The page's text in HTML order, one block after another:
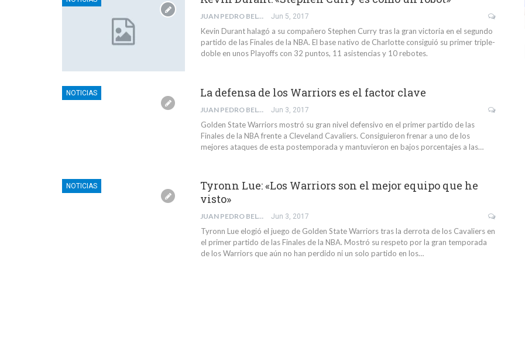
JUAN PEDRO BELMONTE GARCÍA Jun 5, 2017
Kevin Durant halagó a su compañero Stephen Curry tras la gran victoria en el segundo
partido de las Finales de la NBA. El base nativo de Charlotte consiguió su primer triple-
doble en unos Playoffs con 32 puntos, 11 asistencias y 10 rebotes.
NOTICIAS La defensa de los Warriors es el factor clave
JUAN PEDRO BELMONTE GARCÍA Jun 3, 2017
Golden State Warriors mostró su gran nivel defensivo en el primer partido de las
Finales de la NBA frente a Cleveland Cavaliers. Consiguieron frenar a uno de los
mejores ataques de esta postemporada y mantuvieron en bajos porcentajes a las…
NOTICIAS
Tyronn Lue: «Los Warriors son el mejor equipo que he
visto»
JUAN PEDRO BELMONTE GARCÍA Jun 3, 2017
Tyronn Lue elogió el juego de Golden State Warriors tras la derrota de los Cavaliers en
el primer partido de las Finales de la NBA. Mostró su respeto por la gran temporada
de los Warriors que aún no han perdido ni un solo partido en los…